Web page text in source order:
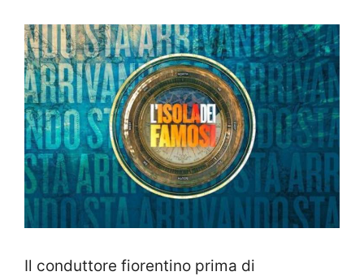
Il conduttore fiorentino prima di